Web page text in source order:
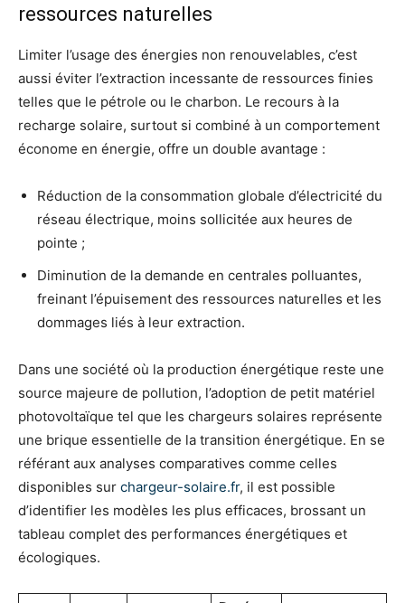
ressources naturelles
Limiter l’usage des énergies non renouvelables, c’est
aussi éviter l’extraction incessante de ressources finies
telles que le pétrole ou le charbon. Le recours à la
recharge solaire, surtout si combiné à un comportement
économe en énergie, offre un double avantage :
Réduction de la consommation globale d’électricité du
réseau électrique, moins sollicitée aux heures de
pointe ;
Diminution de la demande en centrales polluantes,
freinant l’épuisement des ressources naturelles et les
dommages liés à leur extraction.
Dans une société où la production énergétique reste une
source majeure de pollution, l’adoption de petit matériel
photovoltaïque tel que les chargeurs solaires représente
une brique essentielle de la transition énergétique. En se
référant aux analyses comparatives comme celles
disponibles sur chargeur-solaire.fr, il est possible
d’identifier les modèles les plus efficaces, brossant un
tableau complet des performances énergétiques et
écologiques.